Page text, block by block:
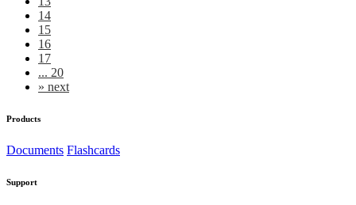
14
15
16
17
... 20
» next
Products
Documents Flashcards
Support